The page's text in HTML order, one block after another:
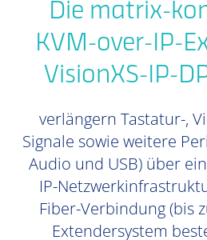
Die matrix-
KVM-over-IP-
VisionXS-IP-
verlängern Tastatur-,
Signale sowie weitere
Audio und USB) über
IP-
Fiber-Verbindung (bis
Extendersystem